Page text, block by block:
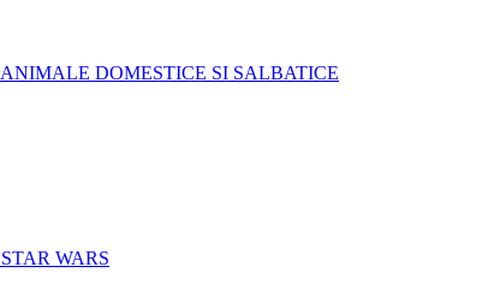
DOMESTICE SI SALBATICE
WARS